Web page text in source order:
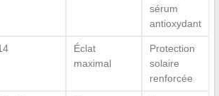
sérum
antioxydant
Éclat
maximal
Protection
solaire
renforcée